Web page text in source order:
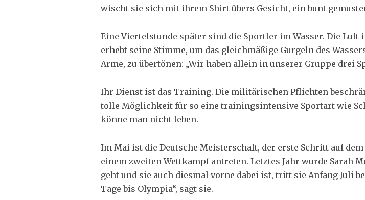
wischt sie sich mit ihrem Shirt übers Gesicht, ein bunt
Eine Viertelstunde später sind die Sportler im Wasser. Die
erhebt seine Stimme, um das gleichmäßige Gurgeln des
Arme, zu übertönen: „Wir haben allein in unserer Gruppe drei
Ihr Dienst ist das Training. Die militärischen Pflichten
tolle Möglichkeit für so eine trainingsintensive Sportart wie
könne man nicht leben.
Im Mai ist die Deutsche Meisterschaft, der erste Schritt auf
einem zweiten Wettkampf antreten. Letztes Jahr wurde Sarah
geht und sie auch diesmal vorne dabei ist, tritt sie Anfang Juli
Tage bis Olympia“, sagt sie.